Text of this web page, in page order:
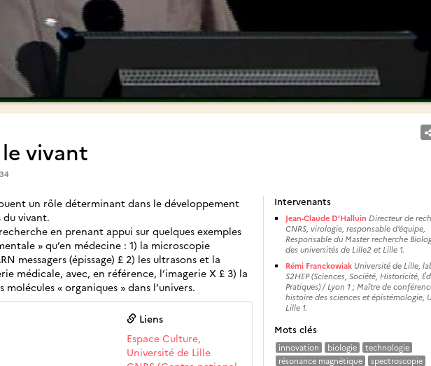
vivant
un rôle déterminant dans le développement
du vivant.
en prenant appui sur quelques exemples
» qu’en médecine : 1) la microscopie
messagers (épissage) £ 2) les ultrasons et la
médicale, avec, en référence, l’imagerie X £ 3) la
« organiques » dans l’univers.
Liens
Espace Culture,
Université de Lille
Intervenants
Jean-Claude D’Halluin Directeur de
CNRS, virologie, responsable d’équipe,
Responsable du Master recherche
des universités de Lille2 et Lille 1.
Rémi Franckowiak Université de Lille,
S2HEP (Sciences, Société, Historicité,
Pratiques) / Lyon 1 ; Maître de
histoire des sciences et épistémologie,
Lille 1.
Mots clés
innovation biologie
technologie
résonance magnétique
spectroscopie